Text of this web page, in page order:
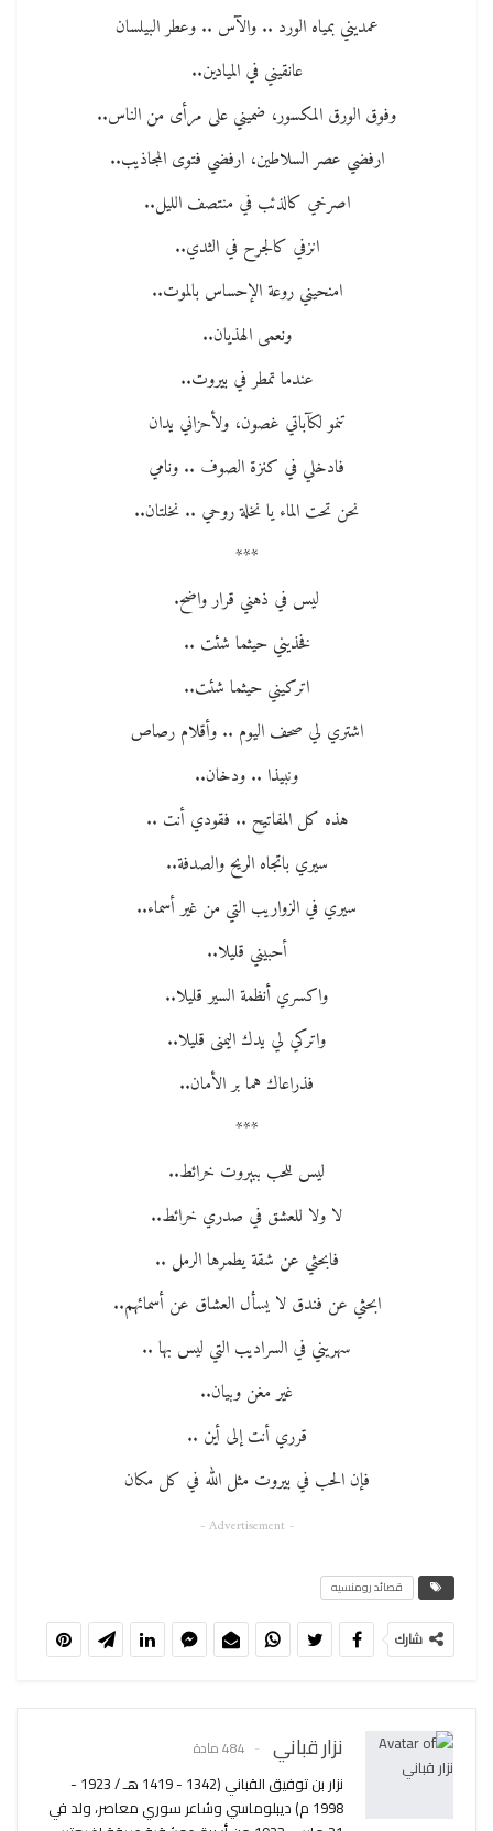
عمديني بمياه الورد .. والآس .. وعطر البيلسان
عانقيني في الميادين..
وفوق الورق المكسور، ضميني على مرأى من الناس..
ارفضي عصر السلاطين، ارفضي فتوى المجاذيب..
اصرخي كالذئب في منتصف الليل..
انزفي كالجرح في الثدي..
امنحيني روعة الإحساس بالموت..
ونعمى الهذيان..
عندما تمطر في بيروت..
تنمو لكآباتي غصون، ولأحزاني يدان
فادخلي في كنزة الصوف .. ونامي
نحن تحت الماء يا نخلة روحي .. نخلتان..
***
ليس في ذهني قرار واضح.
فخذيني حيثما شئت ..
اتركيني حيثما شئت..
اشتري لي صحف اليوم .. وأقلام رصاص
ونبيذا .. ودخان..
هذه كل المفاتيح .. فقودي أنت ..
سيري باتجاه الريح والصدفة..
سيري في الزواريب التي من غير أسماء..
أحبيني قليلا..
واكسري أنظمة السير قليلا..
واتركي لي يدك اليمنى قليلا..
فذراعاك هما بر الأمان..
***
ليس للحب ببيروت خرائط..
لا ولا للعشق في صدري خرائط..
فابحثي عن شقة يطمرها الرمل ..
ابحثي عن فندق لا يسأل العشاق عن أسمائهم..
سهريني في السراديب التي ليس بها ..
غير مغن وبيان..
قرري أنت إلى أين ..
فإن الحب في بيروت مثل الله في كل مكان
- Advertisement -
قصائد رومنسيه
شارك
نزار قباني 484 مادة
نزار بن توفيق القباني (1342 - 1419 هـ / 1923 -
1998 م) ديبلوماسي وشاعر سوري معاصر، ولد في